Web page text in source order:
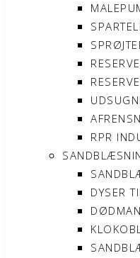
RPR
DYSER